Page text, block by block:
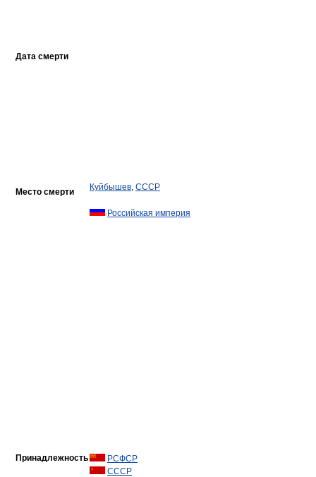
Дата смерти
Место смерти Куйбышев, СССР
Принадлежность
Российская империя
РСФСР
СССР